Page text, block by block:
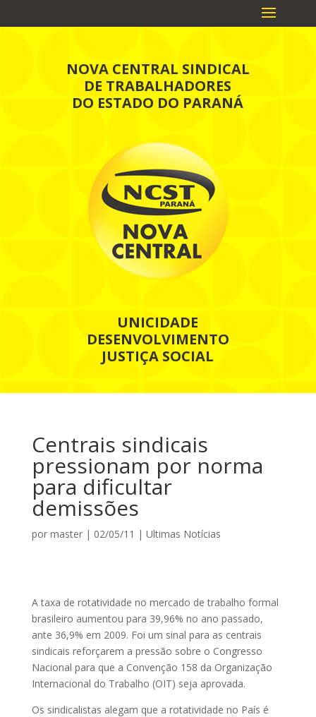
NOVA CENTRAL SINDICAL
DE TRABALHADORES
DO ESTADO DO PARANÁ
UNICIDADE
DESENVOLVIMENTO
JUSTIÇA SOCIAL
Centrais sindicais
pressionam por norma
para dificultar
demissões
por master| 02/05/11 | Ultimas Notícias
A taxa de rotatividade no mercado de trabalho formal
brasileiro aumentou para 39,96% no ano passado,
ante 36,9% em 2009. Foi um sinal para as centrais
sindicais reforçarem a pressão sobre o Congresso
Nacional para que a Convenção 158 da Organização
Internacional do Trabalho (OIT) seja aprovada.
Os sindicalistas alegam que a rotatividade no País é